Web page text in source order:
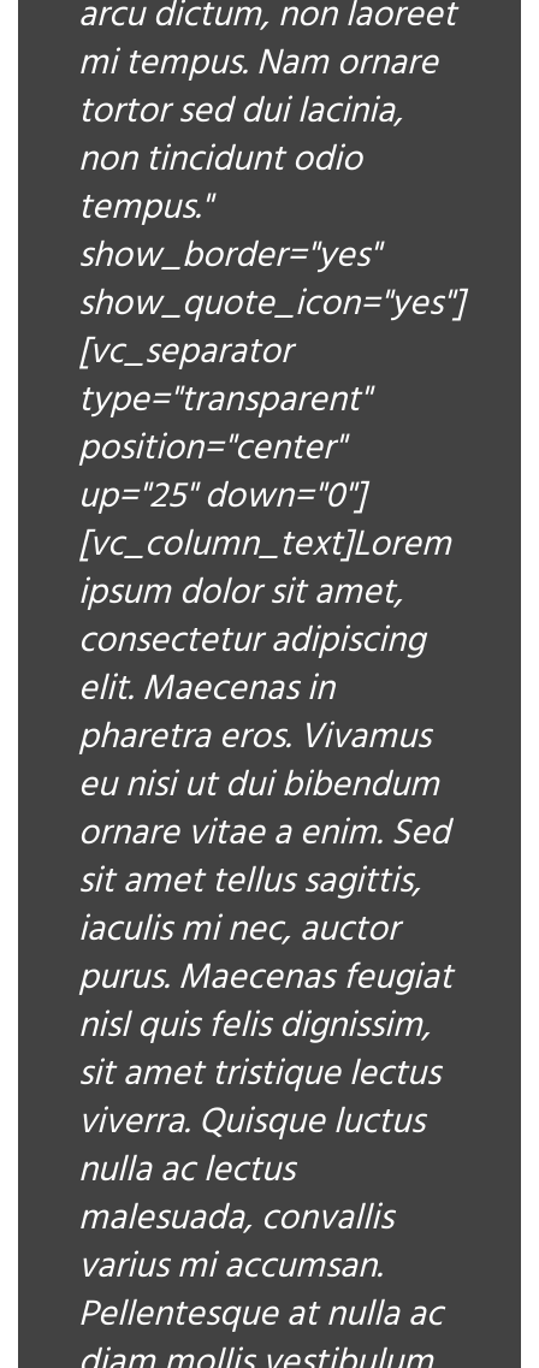
arcu dictum, non laoreet
mi tempus. Nam ornare
tortor sed dui lacinia,
non tincidunt odio
tempus."
show_border="yes"
show_quote_icon="yes"]
[vc_separator
type="transparent"
position="center"
up="25" down="0"]
[vc_column_text]Lorem
ipsum dolor sit amet,
consectetur adipiscing
elit. Maecenas in
pharetra eros. Vivamus
eu nisi ut dui bibendum
ornare vitae a enim. Sed
sit amet tellus sagittis,
iaculis mi nec, auctor
purus. Maecenas feugiat
nisl quis felis dignissim,
sit amet tristique lectus
viverra. Quisque luctus
nulla ac lectus
malesuada, convallis
varius mi accumsan.
Pellentesque at nulla ac